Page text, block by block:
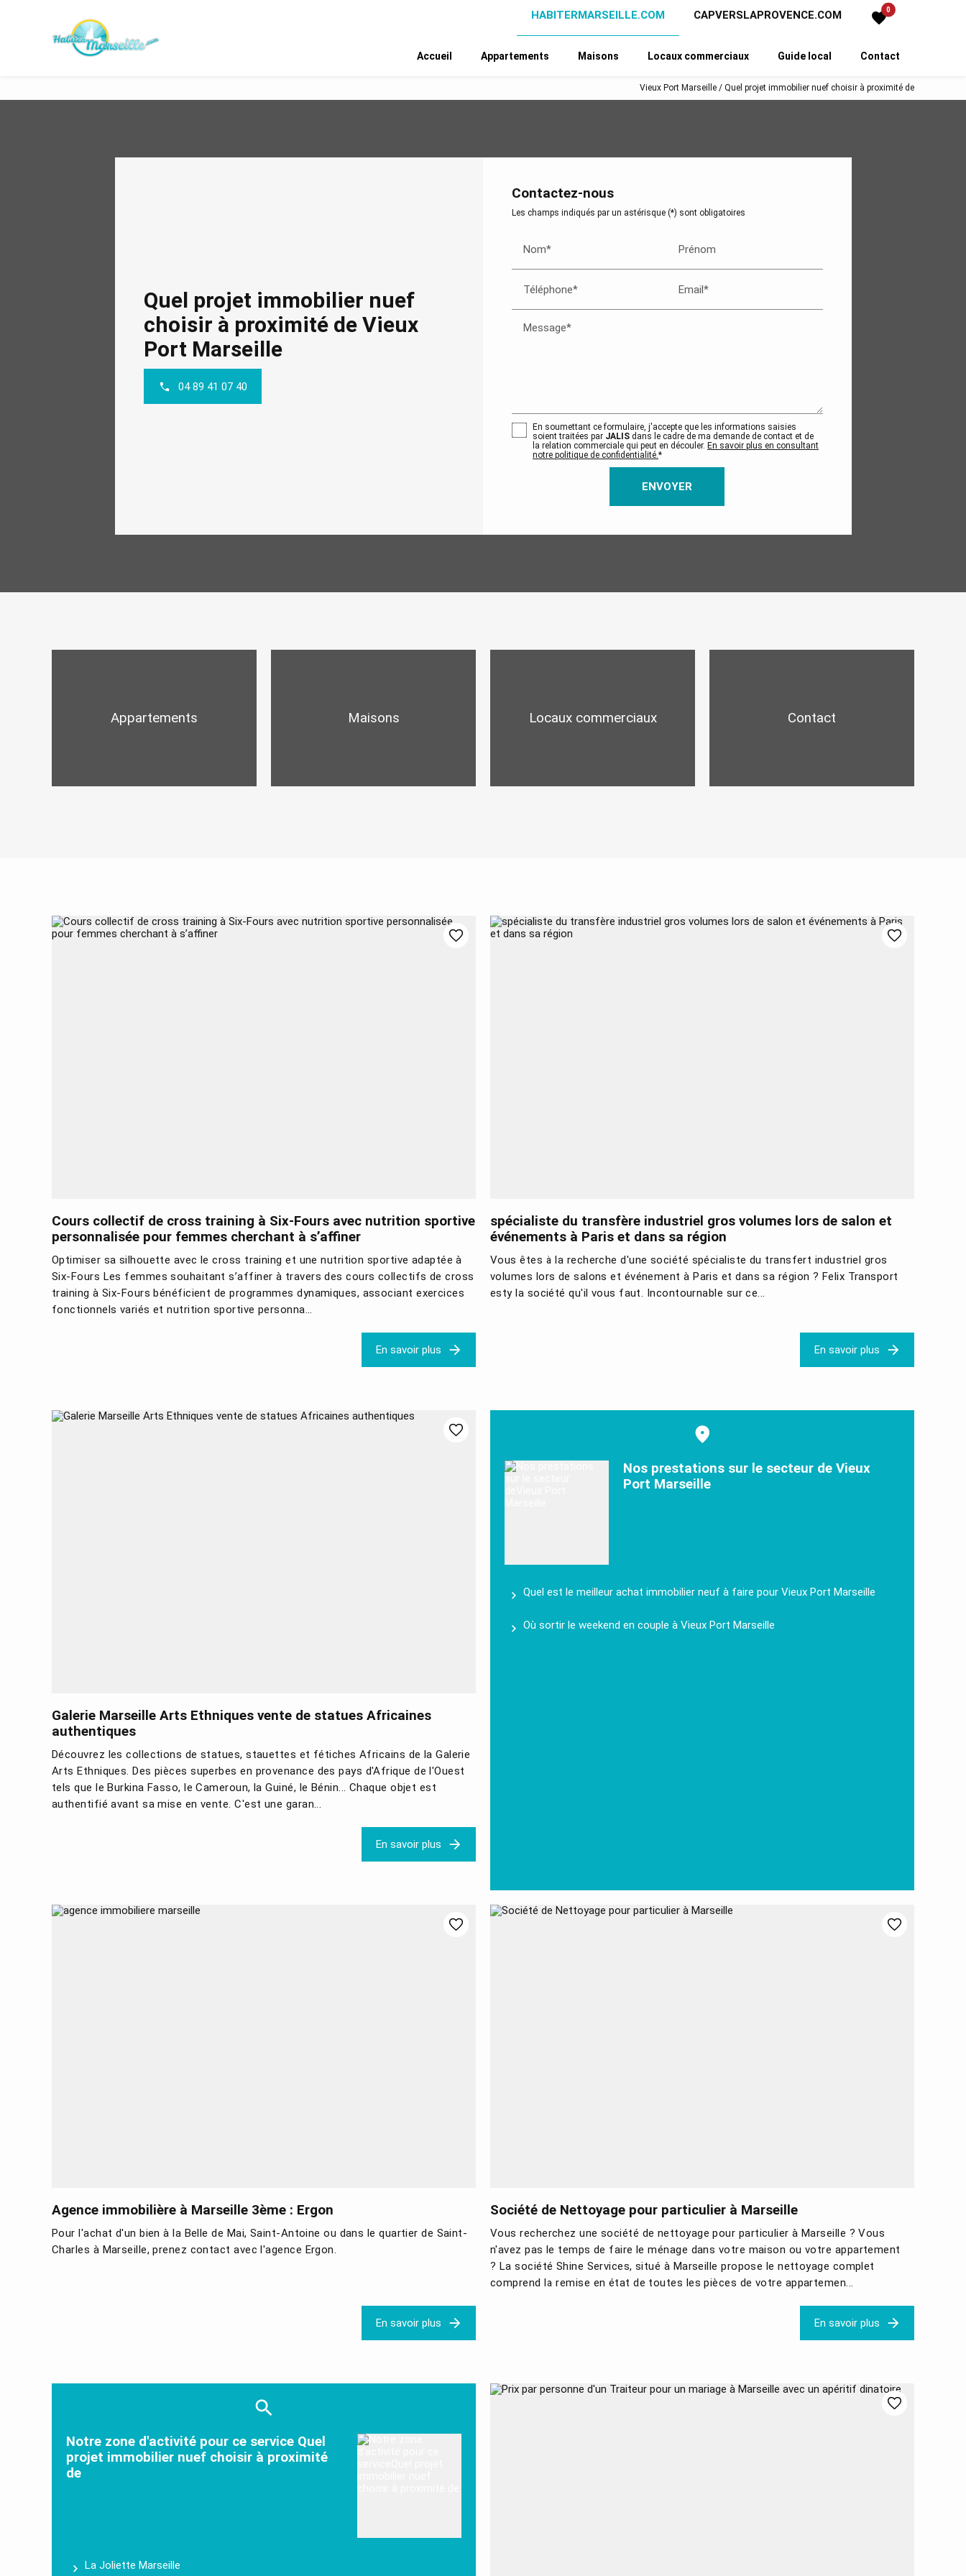
HABITERMARSEILLE.COM
Accueil Appartements Maisons Locaux commerciaux Guide local Contact
CAPVERSLAPROVENCE.COM favorite0
Vieux Port Marseille / Quel projet immobilier nuef choisir à proximité de
Quel projet immobilier nuef
choisir à proximité de Vieux
Port Marseille
04 89 41 07 40
Contactez-nous
Les champs indiqués par un astérisque (*) sont obligatoires
Nom* Prénom
Téléphone* Email*
Message*
En soumettant ce formulaire, j'accepte que les informations saisies
soient traitées par JALIS dans le cadre de ma demande de contact et de
la relation commerciale qui peut en découler. En savoir plus en consultant
notre politique de confidentialité.*
Appartements Maisons Locaux commerciaux Contact
Cours collectif de cross training à Six-Fours avec nutrition sportive
personnalisée pour femmes cherchant à s’affiner
Optimiser sa silhouette avec le cross training et une nutrition sportive adaptée à
Six-Fours Les femmes souhaitant s’affiner à travers des cours collectifs de cross
training à Six-Fours bénéficient de programmes dynamiques, associant exercices
fonctionnels variés et nutrition sportive personna...
En savoir plus
spécialiste du transfère industriel gros volumes lors de salon et
événements à Paris et dans sa région
Vous êtes à la recherche d'une société spécialiste du transfert industriel gros
volumes lors de salons et événement à Paris et dans sa région ? Felix Transport
esty la société qu'il vous faut. Incontournable sur ce...
En savoir plus
Galerie Marseille Arts Ethniques vente de statues Africaines
authentiques
Découvrez les collections de statues, stauettes et fétiches Africains de la Galerie
Arts Ethniques. Des pièces superbes en provenance des pays d'Afrique de l'Ouest
tels que le Burkina Fasso, le Cameroun, la Guiné, le Bénin... Chaque objet est
authentifié avant sa mise en vente. C'est une garan...
En savoir plus
Nos prestations sur le secteur de Vieux
Port Marseille
Quel est le meilleur achat immobilier neuf à faire pour Vieux Port Marseille
Où sortir le weekend en couple à Vieux Port Marseille
Agence immobilière à Marseille 3ème : Ergon
Pour l'achat d'un bien à la Belle de Mai, Saint-Antoine ou dans le quartier de Saint-
Charles à Marseille, prenez contact avec l'agence Ergon.
En savoir plus
Société de Nettoyage pour particulier à Marseille
Vous recherchez une société de nettoyage pour particulier à Marseille ? Vous
n'avez pas le temps de faire le ménage dans votre maison ou votre appartement
? La société Shine Services, situé à Marseille propose le nettoyage complet
comprend la remise en état de toutes les pièces de votre appartemen...
En savoir plus
Notre zone d'activité pour ce service Quel
projet immobilier nuef choisir à proximité
de
La Joliette Marseille